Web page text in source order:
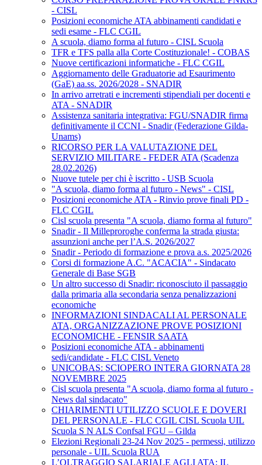
- CISL
Posizioni economiche ATA abbinamenti candidati e
sedi esame - FLC CGIL
A scuola, diamo forma al futuro - CISL Scuola
TFR e TFS palla alla Corte Costituzionale! - COBAS
Nuove certificazioni informatiche - FLC CGIL
Aggiornamento delle Graduatorie ad Esaurimento
(GaE) aa.ss. 2026/2028 - SNADIR
In arrivo arretrati e incrementi stipendiali per docenti e
ATA - SNADIR
Assistenza sanitaria integrativa: FGU/SNADIR firma
definitivamente il CCNI - Snadir (Federazione Gilda-
Unams)
RICORSO PER LA VALUTAZIONE DEL
SERVIZIO MILITARE - FEDER ATA (Scadenza
28.02.2026)
Nuove tutele per chi è iscritto - USB Scuola
"A scuola, diamo forma al futuro - News" - CISL
Posizioni economiche ATA - Rinvio prove finali PD -
FLC CGIL
Cisl scuola presenta "A scuola, diamo forma al futuro"
Snadir - Il Milleproroghe conferma la strada giusta:
assunzioni anche per l’A.S. 2026/2027
Snadir - Periodo di formazione e prova a.s. 2025/2026
Corsi di formazione A.C. "ACACIA" - Sindacato
Generale di Base SGB
Un altro successo di Snadir: riconosciuto il passaggio
dalla primaria alla secondaria senza penalizzazioni
economiche
INFORMAZIONI SINDACALI AL PERSONALE
ATA, ORGANIZZAZIONE PROVE POSIZIONI
ECONOMICHE - FENSIR SAATA
Posizioni economiche ATA - abbinamenti
sedi/candidate - FLC CISL Veneto
UNICOBAS: SCIOPERO INTERA GIORNATA 28
NOVEMBRE 2025
Cisl scuola presenta "A scuola, diamo forma al futuro -
News dal sindacato"
CHIARIMENTI UTILIZZO SCUOLE E DOVERI
DEL PERSONALE - FLC CGIL CISL Scuola UIL
Scuola S N ALS Confsal FGU – Gilda
Elezioni Regionali 23-24 Nov 2025 - permessi, utilizzo
personale - UIL Scuola RUA
L’OLTRAGGIO SALARIALE AGLI ATA: IL